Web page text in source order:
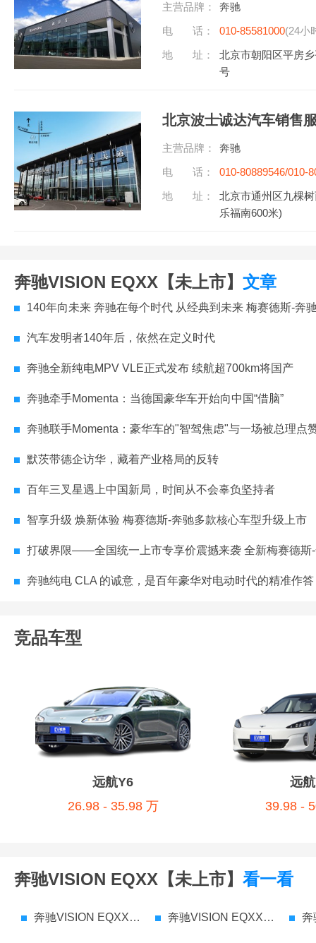
主营品牌：
奔驰
电 话：
010-85581000(24小
地 址：
北京市朝阳区平房
号
北京波士诚达汽车销售
主营品牌：
奔驰
电 话：
010-80889546/010-
听)
地 址：
北京市通州区九棵
乐福南600米)
奔驰VISION EQXX【未上市】 文章
140年向未来 奔驰在每个时代 从经典到未来 梅赛德斯-奔驰携40款时代力作与前瞻科技登陆
汽车发明者140年后，依然在定义时代
奔驰全新纯电MPV VLE正式发布 续航超700km将国产
奔驰牵手Momenta：当德国豪华车开始向中国“借脑”
奔驰联手Momenta：豪华车的"智驾焦虑"与一场被总理点赞的"技
默茨带德企访华，藏着产业格局的反转
百年三叉星遇上中国新局，时间从不会辜负坚持者
智享升级 焕新体验 梅赛德斯-奔驰多款核心车型升级上市
打破界限——全国统一上市专享价震撼来袭 全新梅赛德斯-奔驰纯电
奔驰纯电 CLA 的诚意，是百年豪华对电动时代的精准作答
竞品车型
远航Y6
26.98 - 35.98 万
远
39.98 -
奔驰VISION EQXX【未上市】 看一看
奔驰VISION EQXX【未上市】 参数配置 奔驰VISION EQXX【未上市】 价格 奔驰